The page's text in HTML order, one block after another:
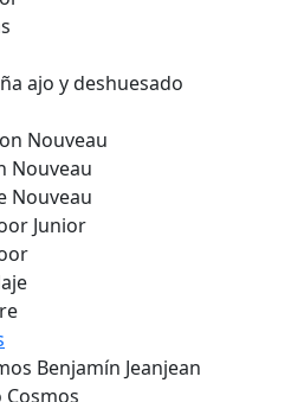
ajo y deshuesado
Nouveau
Nouveau
Nouveau
Junior
Benjamín Jeanjean
Cosmos